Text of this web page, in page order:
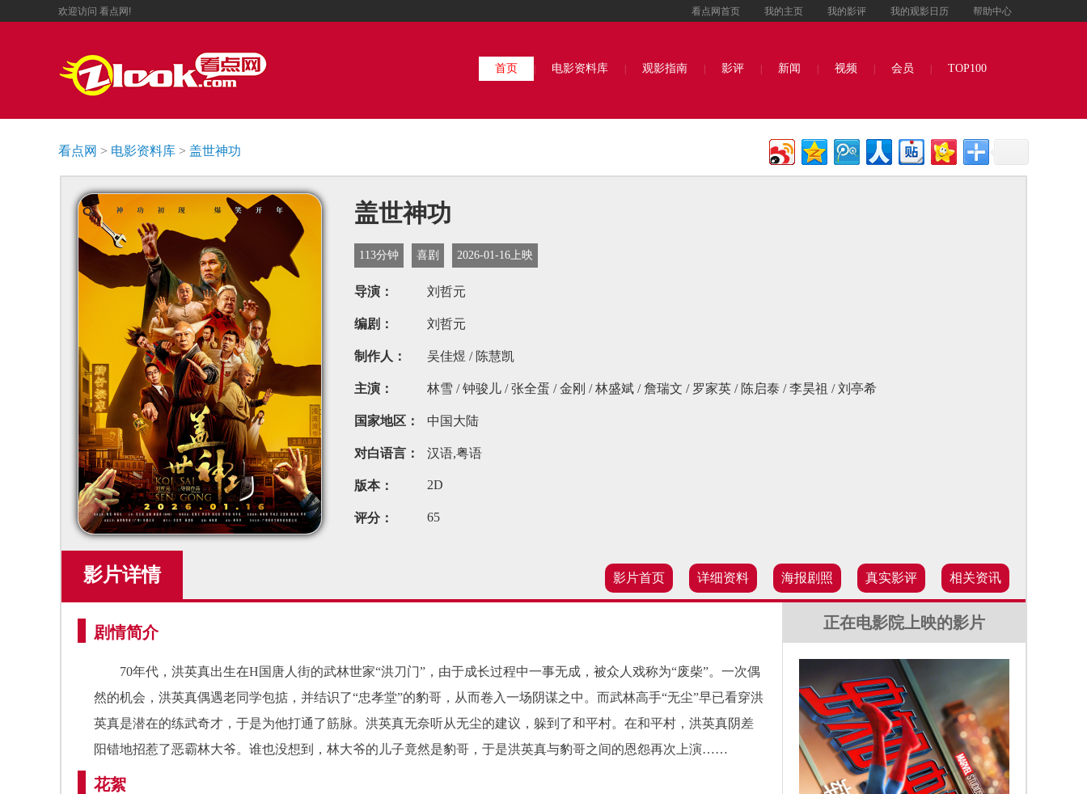
欢迎访问 看点网! 看点网首页 我的主页 我的影评 我的观影日历 帮助中心
首页 电影资料库 观影指南 影评 新闻 视频 会员 TOP100
看点网 > 电影资料库 > 盖世神功
盖世神功
113分钟 喜剧 2026-01-16上映
导演： 刘哲元
编剧： 刘哲元
制作人： 吴佳煜 / 陈慧凯
主演： 林雪 / 钟骏儿 / 张全蛋 / 金刚 / 林盛斌 / 詹瑞文 / 罗家英 / 陈启泰 / 李昊祖 / 刘亭希
国家地区： 中国大陆
对白语言： 汉语,粤语
版本： 2D
评分： 65
影片详情 影片首页 详细资料 海报剧照 真实影评 相关资讯
剧情简介
70年代，洪英真出生在H国唐人街的武林世家“洪刀门”，由于成长过程中一事无成，被众人戏称为“废柴”。一次偶
然的机会，洪英真偶遇老同学包掂，并结识了“忠孝堂”的豹哥，从而卷入一场阴谋之中。而武林高手“无尘”早已看穿洪
英真是潜在的练武奇才，于是为他打通了筋脉。洪英真无奈听从无尘的建议，躲到了和平村。在和平村，洪英真阴差
阳错地招惹了恶霸林大爷。谁也没想到，林大爷的儿子竟然是豹哥，于是洪英真与豹哥之间的恩怨再次上演……
花絮
正在电影院上映的影片